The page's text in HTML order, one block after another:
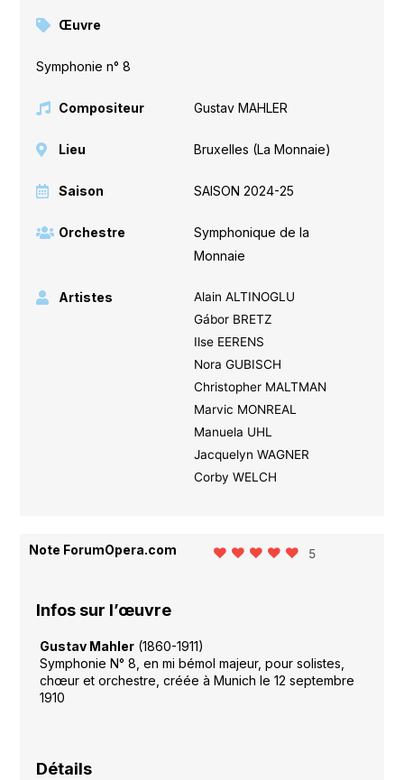
Œuvre
Symphonie n° 8
Compositeur Gustav MAHLER
Lieu Bruxelles (La Monnaie)
Saison SAISON 2024-25
Orchestre
Symphonique de la
Monnaie
Artistes
Alain ALTINOGLU
Gábor BRETZ
Ilse EERENS
Nora GUBISCH
Christopher MALTMAN
Marvic MONREAL
Manuela UHL
Jacquelyn WAGNER
Corby WELCH
Note ForumOpera.com 5
Infos sur l’œuvre
Gustav Mahler(1860-1911)
Symphonie N° 8, en mi bémol majeur, pour solistes,
chœur et orchestre, créée à Munich le 12 septembre
1910
Détails